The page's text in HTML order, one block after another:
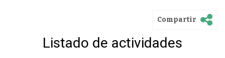
Compartir
Listado de actividades